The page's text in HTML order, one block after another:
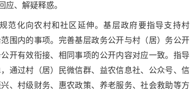
应、解疑释惑。
范化向农村和社区延伸。基层政府要指导支持村
围内的事项。完善基层政务公开与村（居）务公开
开有效衔接、相同事项的公开内容对应一致。指导
通过村（居）民微信群、益农信息社、公众号、信
、村级财务、惠农政策、养老服务、社会救助等方